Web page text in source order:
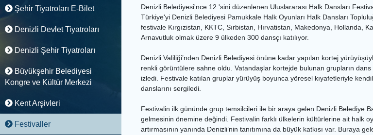
Şehir Tiyatroları E-Bilet
Denizli Devlet Tiyatroları
Denizli Şehir Tiyatroları
Büyükşehir Belediyesi
Kongre ve Kültür Merkezi
Kent Arşivleri
Festivaller
Denizli Belediyesi'nce 12.'sini düzenlenen Uluslararası Halk Dansları
Türkiye'yi Denizli Belediyesi Pamukkale Halk Oyunları Halk Dansları
festivale Kırgızistan, KKTC, Sırbistan, Hırvatistan, Makedonya, Hollanda,
Arnavutluk olmak üzere 9 ülkeden 300 dansçı katılıyor.
Denizli Valiliği’nden Denizli Belediyesi önüne kadar yapılan kortej
renkli görüntülere sahne oldu. Vatandaşlar kortejde bulunan grupların
izledi. Festivale katılan gruplar yürüyüş boyunca yöresel kıyafetleriyle
danslarını sergiledi.
Festivalin ilk gününde grup temsilcileri ile bir araya gelen Denizli Belediye
gelmesinin önemine değindi. Festivalin farklı ülkelerin kültürlerine ait halk
artırmasının yanında Denizli’nin tanıtımına da büyük katkısı var.